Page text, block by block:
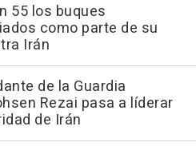
55 los buques
como parte de su
Irán
de la Guardia
Rezai pasa a líderar
de Irán